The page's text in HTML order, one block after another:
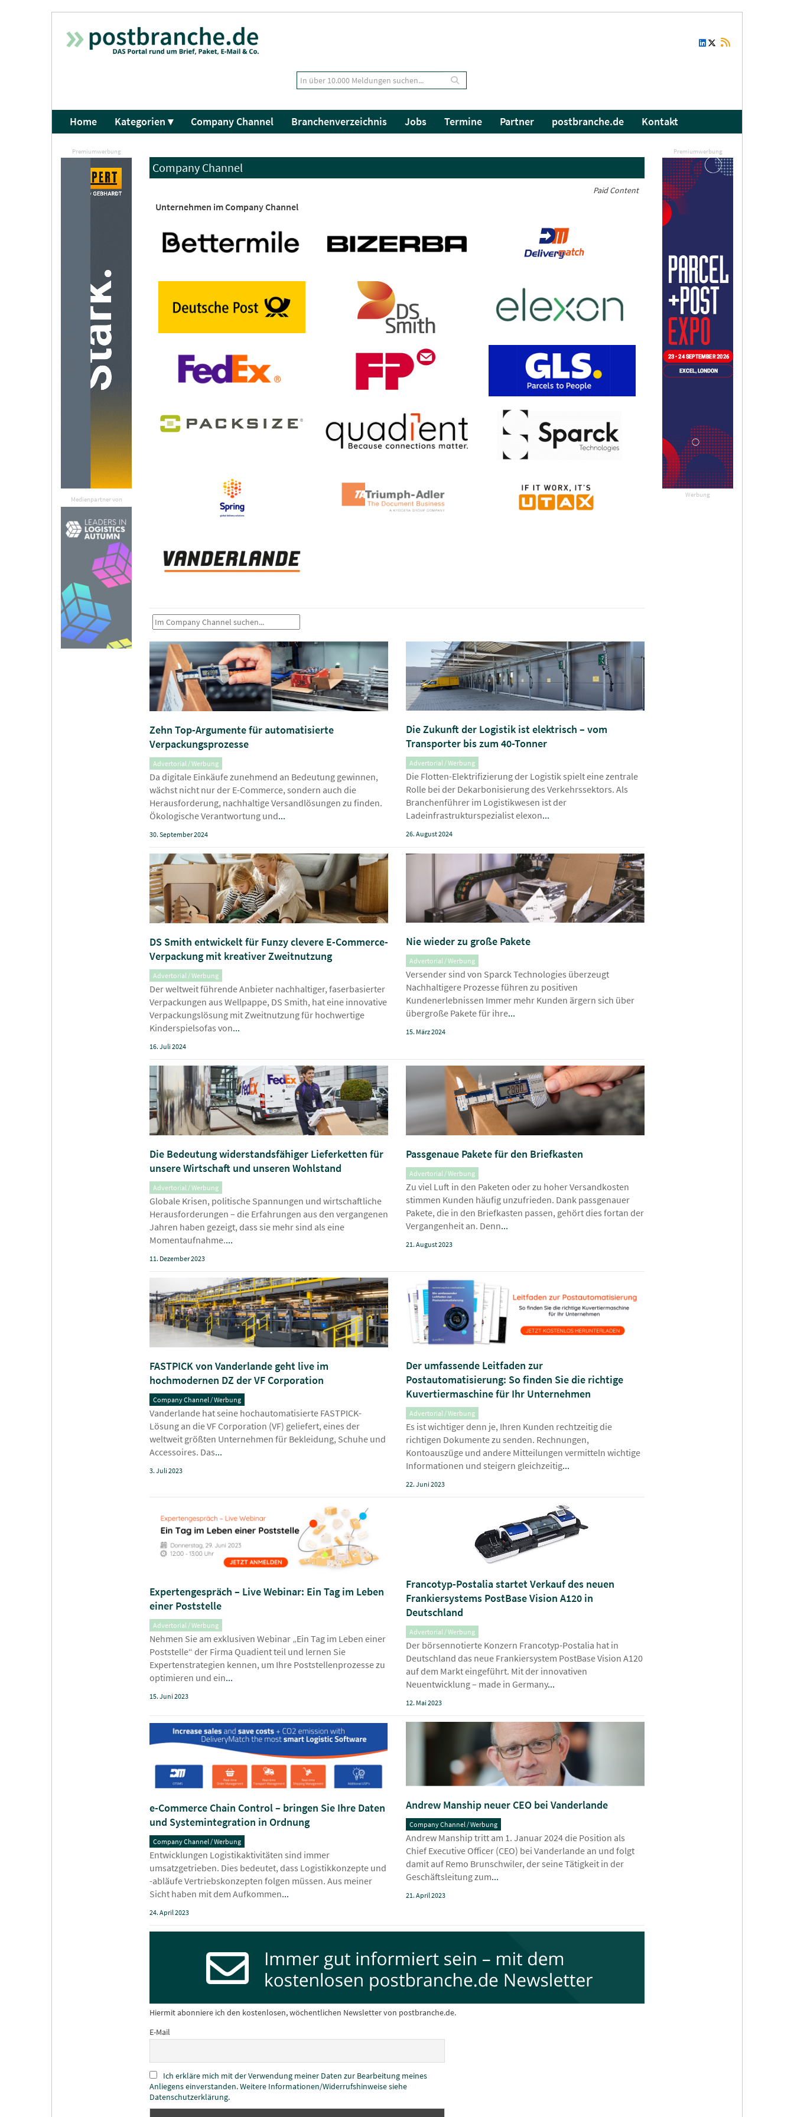
Home Kategorien ▾ Company Channel Branchenverzeichnis Jobs Termine Partner postbranche.de Kontakt
Premiumwerbung
Werbung
Premiumwerbung
Medienpartner von
Company Channel
Paid Content
Unternehmen im Company Channel
Zehn Top-Argumente für automatisierte
Verpackungsprozesse
Advertorial / Werbung
Da digitale Einkäufe zunehmend an Bedeutung gewinnen,
wächst nicht nur der E-Commerce, sondern auch die
Herausforderung, nachhaltige Versandlösungen zu finden.
Ökologische Verantwortung und...
30. September 2024
Die Zukunft der Logistik ist elektrisch – vom
Transporter bis zum 40-Tonner
Advertorial / Werbung
Die Flotten-Elektrifizierung der Logistik spielt eine zentrale
Rolle bei der Dekarbonisierung des Verkehrssektors. Als
Branchenführer im Logistikwesen ist der
Ladeinfrastrukturspezialist elexon...
26. August 2024
DS Smith entwickelt für Funzy clevere E-Commerce-
Verpackung mit kreativer Zweitnutzung
Advertorial / Werbung
Der weltweit führende Anbieter nachhaltiger, faserbasierter
Verpackungen aus Wellpappe, DS Smith, hat eine innovative
Verpackungslösung mit Zweitnutzung für hochwertige
Kinderspielsofas von...
16. Juli 2024
Nie wieder zu große Pakete
Advertorial / Werbung
Versender sind von Sparck Technologies überzeugt
Nachhaltigere Prozesse führen zu positiven
Kundenerlebnissen Immer mehr Kunden ärgern sich über
übergroße Pakete für ihre...
15. März 2024
Die Bedeutung widerstandsfähiger Lieferketten für
unsere Wirtschaft und unseren Wohlstand
Advertorial / Werbung
Globale Krisen, politische Spannungen und wirtschaftliche
Herausforderungen – die Erfahrungen aus den vergangenen
Jahren haben gezeigt, dass sie mehr sind als eine
Momentaufnahme....
11. Dezember 2023
Passgenaue Pakete für den Briefkasten
Advertorial / Werbung
Zu viel Luft in den Paketen oder zu hoher Versandkosten
stimmen Kunden häufig unzufrieden. Dank passgenauer
Pakete, die in den Briefkasten passen, gehört dies fortan der
Vergangenheit an. Denn...
21. August 2023
FASTPICK von Vanderlande geht live im
hochmodernen DZ der VF Corporation
Company Channel / Werbung
Vanderlande hat seine hochautomatisierte FASTPICK-
Lösung an die VF Corporation (VF) geliefert, eines der
weltweit größten Unternehmen für Bekleidung, Schuhe und
Accessoires. Das...
3. Juli 2023
Der umfassende Leitfaden zur
Postautomatisierung: So finden Sie die richtige
Kuvertiermaschine für Ihr Unternehmen
Advertorial / Werbung
Es ist wichtiger denn je, Ihren Kunden rechtzeitig die
richtigen Dokumente zu senden. Rechnungen,
Kontoauszüge und andere Mitteilungen vermitteln wichtige
Informationen und steigern gleichzeitig...
22. Juni 2023
Expertengespräch – Live Webinar: Ein Tag im Leben
einer Poststelle
Advertorial / Werbung
Nehmen Sie am exklusiven Webinar „Ein Tag im Leben einer
Poststelle“ der Firma Quadient teil und lernen Sie
Expertenstrategien kennen, um Ihre Poststellenprozesse zu
optimieren und ein...
15. Juni 2023
Francotyp-Postalia startet Verkauf des neuen
Frankiersystems PostBase Vision A120 in
Deutschland
Advertorial / Werbung
Der börsennotierte Konzern Francotyp-Postalia hat in
Deutschland das neue Frankiersystem PostBase Vision A120
auf dem Markt eingeführt. Mit der innovativen
Neuentwicklung – made in Germany...
12. Mai 2023
e-Commerce Chain Control – bringen Sie Ihre Daten
und Systemintegration in Ordnung
Company Channel / Werbung
Entwicklungen Logistikaktivitäten sind immer
umsatzgetrieben. Dies bedeutet, dass Logistikkonzepte und
-abläufe Vertriebskonzepten folgen müssen. Aus meiner
Sicht haben mit dem Aufkommen...
24. April 2023
Andrew Manship neuer CEO bei Vanderlande
Company Channel / Werbung
Andrew Manship tritt am 1. Januar 2024 die Position als
Chief Executive Officer (CEO) bei Vanderlande an und folgt
damit auf Remo Brunschwiler, der seine Tätigkeit in der
Geschäftsleitung zum...
21. April 2023
Hiermit abonniere ich den kostenlosen, wöchentlichen Newsletter von postbranche.de.
E-Mail
Ich erkläre mich mit der Verwendung meiner Daten zur Bearbeitung meines
Anliegens einverstanden. Weitere Informationen/Widerrufshinweise siehe
Datenschutzerklärung.